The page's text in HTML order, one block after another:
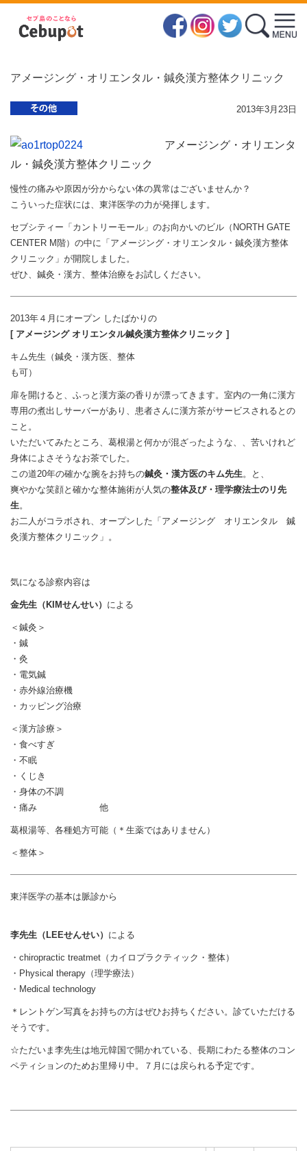
アメージング・オリエンタル・鍼灸漢方整体クリニック
2013年3月23日
アメージング・オリエンタ
ル・鍼灸漢方整体クリニック
慢性の痛みや原因が分からない体の異常はございませんか？
こういった症状には、東洋医学の力が発揮します。
セブシティー「カントリーモール」のお向かいのビル（NORTH GATE
CENTER M階）の中に「アメージング・オリエンタル・鍼灸漢方整体
クリニック」が開院しました。
ぜひ、鍼灸・漢方、整体治療をお試しください。
2013年４月にオープン したばかりの
[ アメージング オリエンタル鍼灸漢方整体クリニック ]
キム先生（鍼灸・漢方医、整体
も可）
扉を開けると、ふっと漢方薬の香りが漂ってきます。室内の一角に漢方
専用の煮出しサーバーがあり、患者さんに漢方茶がサービスされるとの
こと。
いただいてみたところ、葛根湯と何かが混ざったような、、苦いけれど
身体によさそうなお茶でした。
この道20年の確かな腕をお持ちの鍼灸・漢方医のキム先生。と、
爽やかな笑顔と確かな整体施術が人気の整体及び・理学療法士のリ先
生。
お二人がコラボされ、オープンした「アメージング オリエンタル 鍼
灸漢方整体クリニック」。
気になる診察内容は
金先生（KIMせんせい） による
＜鍼灸＞
・鍼
・灸
・電気鍼
・赤外線治療機
・カッピング治療
＜漢方診療＞
・食べすぎ
・不眠
・くじき
・身体の不調
・痛み 他
葛根湯等、各種処方可能（＊生薬ではありません）
＜整体＞
東洋医学の基本は脈診から
李先生（LEEせんせい） による
・chiropractic treatmet（カイロプラクティック・整体）
・Physical therapy（理学療法）
・Medical technology
＊レントゲン写真をお持ちの方はぜひお持ちください。診ていただける
そうです。
☆ただいま李先生は地元韓国で開かれている、長期にわたる整体のコン
ペティションのためお里帰り中。７月には戻られる予定です。